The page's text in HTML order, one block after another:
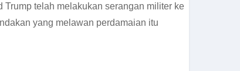
telah melakukan serangan militer ke
yang melawan perdamaian itu